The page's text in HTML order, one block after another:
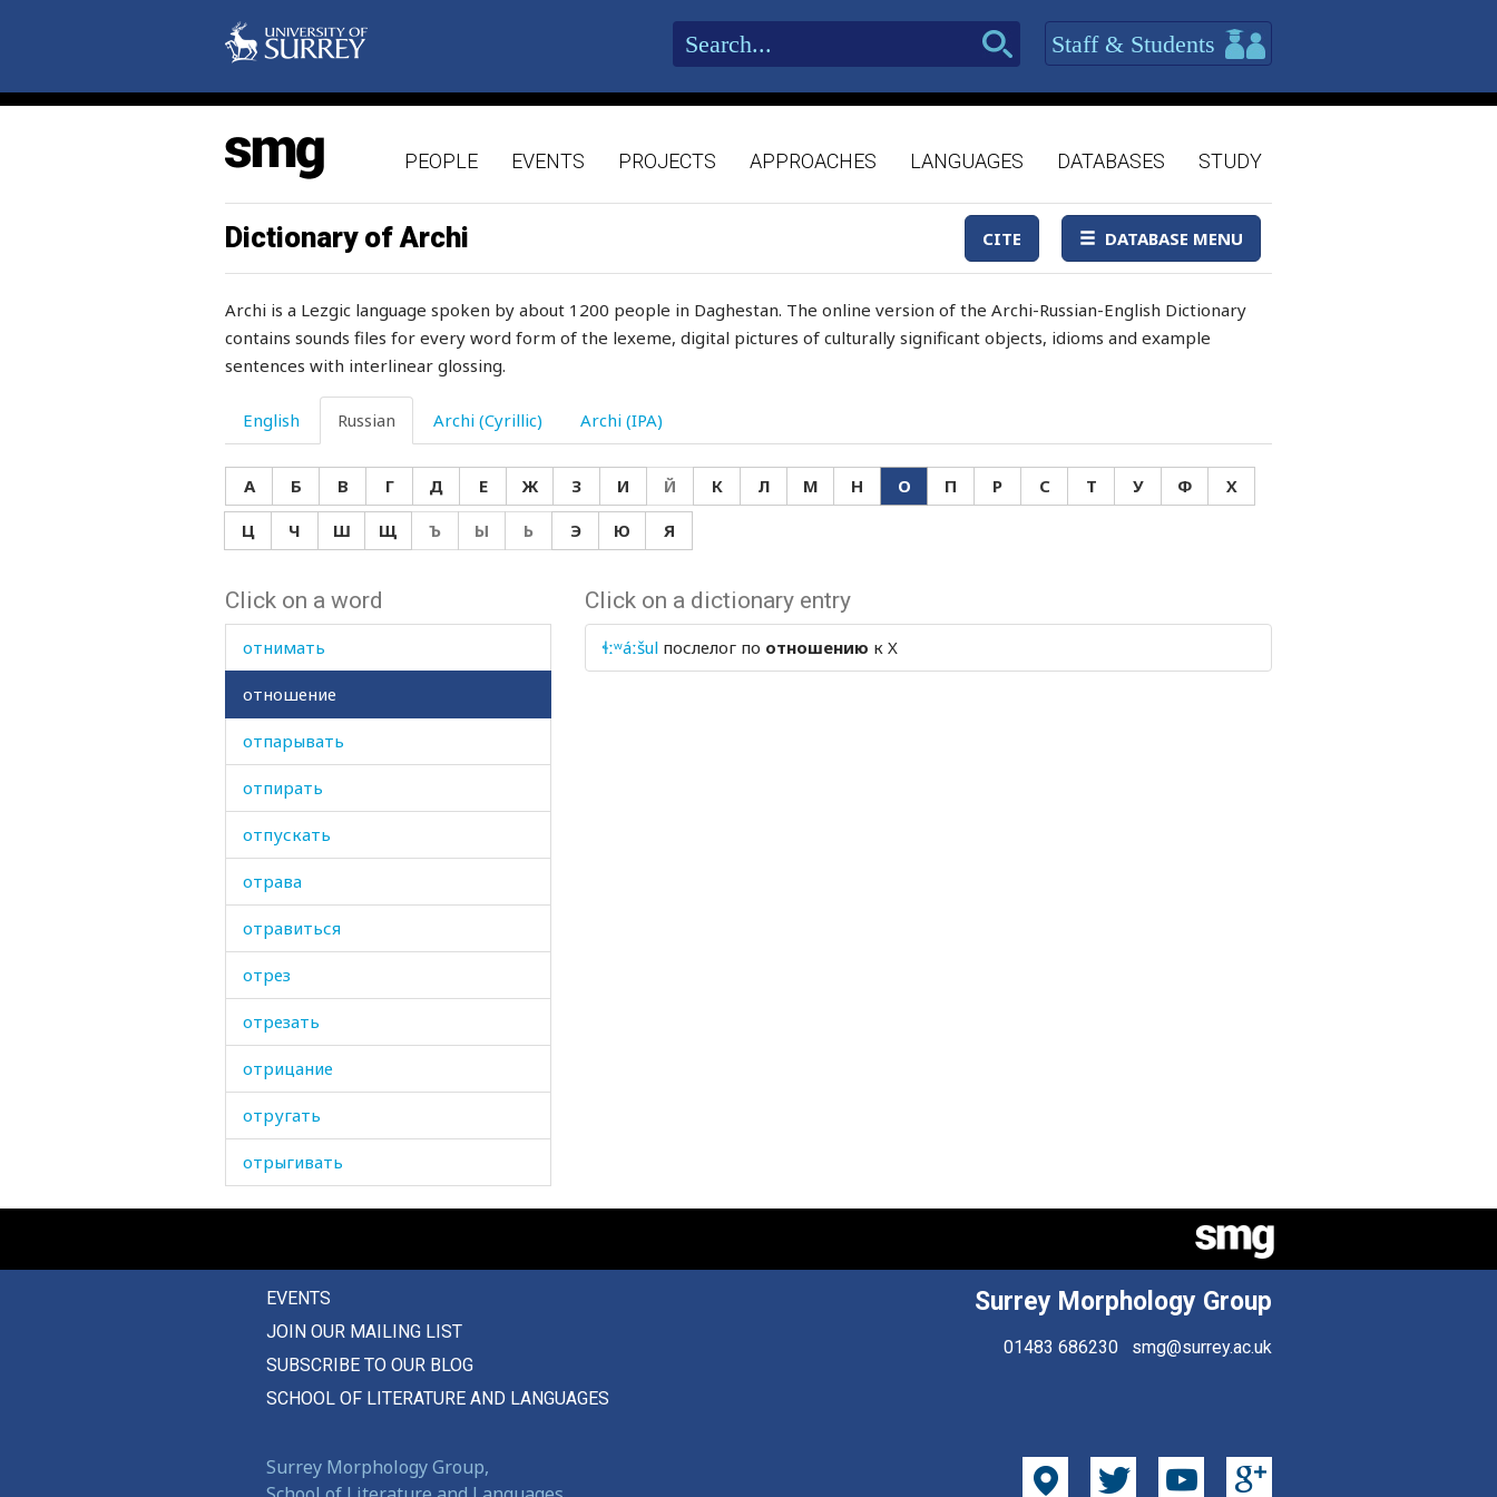
Staff & Students
PEOPLE EVENTS PROJECTS APPROACHES LANGUAGES DATABASES STUDY
Dictionary of Archi CITE DATABASE MENU
Archi is a Lezgic language spoken by about 1200 people in Daghestan. The online version of the Archi-Russian-English Dictionary
contains sounds files for every word form of the lexeme, digital pictures of culturally significant objects, idioms and example
sentences with interlinear glossing.
English Russian Archi (Cyrillic) Archi (IPA)
А Б В Г Д Е Ж З И Й К Л М Н О П Р С Т У Ф
Х
Ц
Ч Ш Щ Ъ Ы Ь Э Ю Я
Click on a word
отказываться
открыто
открытый
откуда
откуда-нибудь
откуда-то
откусывать
отличающийся
отлично
отличный
отметина
отнимать
отношение
отпарывать
отпирать
отпускать
отрава
отравиться
отрез
отрезать
отрицание
отругать
отрыгивать
отрыжка
отскакивать
отсюда
оттуда
Click on a dictionary entry
ɬːʷáːšul послелог по отношению к X
EVENTS
JOIN OUR MAILING LIST
SUBSCRIBE TO OUR BLOG
SCHOOL OF LITERATURE AND LANGUAGES
Surrey Morphology Group
01483 686230 smg@surrey.ac.uk
Surrey Morphology Group,